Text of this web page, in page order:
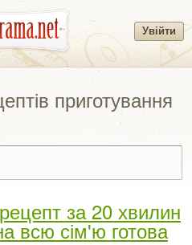
Увійти
приготування
за 20 хвилин
всю сім'ю готова